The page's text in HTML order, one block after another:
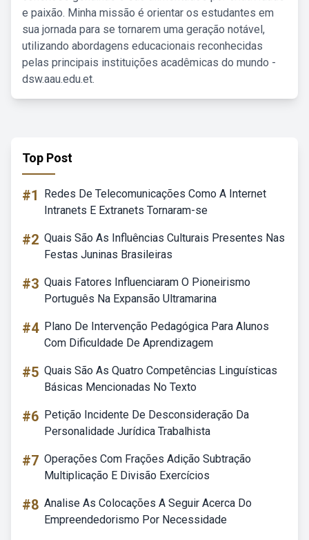
e paixão. Minha missão é orientar os estudantes em
sua jornada para se tornarem uma geração notável,
utilizando abordagens educacionais reconhecidas
pelas principais instituições acadêmicas do mundo -
dsw.aau.edu.et.
Top Post
#1
Redes De Telecomunicações Como A Internet
Intranets E Extranets Tornaram-se
#2 Quais São As Influências Culturais Presentes Nas
Festas Juninas Brasileiras
#3 Quais Fatores Influenciaram O Pioneirismo
Português Na Expansão Ultramarina
#4 Plano De Intervenção Pedagógica Para Alunos
Com Dificuldade De Aprendizagem
#5 Quais São As Quatro Competências Linguísticas
Básicas Mencionadas No Texto
#6 Petição Incidente De Desconsideração Da
Personalidade Jurídica Trabalhista
#7 Operações Com Frações Adição Subtração
Multiplicação E Divisão Exercícios
#8 Analise As Colocações A Seguir Acerca Do
Empreendedorismo Por Necessidade